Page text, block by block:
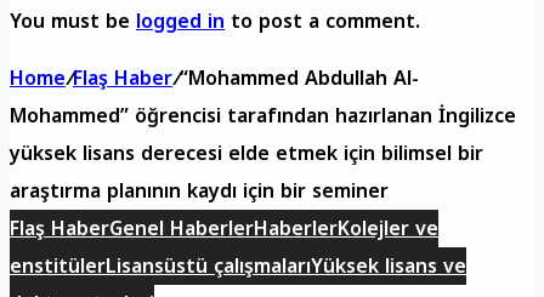
You must belogged into post a comment.
Home/Flaş Haber/“Mohammed Abdullah Al-
Mohammed” öğrencisi tarafından hazırlanan İngilizce
yüksek lisans derecesi elde etmek için bilimsel bir
araştırma planının kaydı için bir seminer
Flaş HaberGenel HaberlerHaberlerKolejler ve
enstitülerLisansüstü çalışmalarıYüksek lisans ve